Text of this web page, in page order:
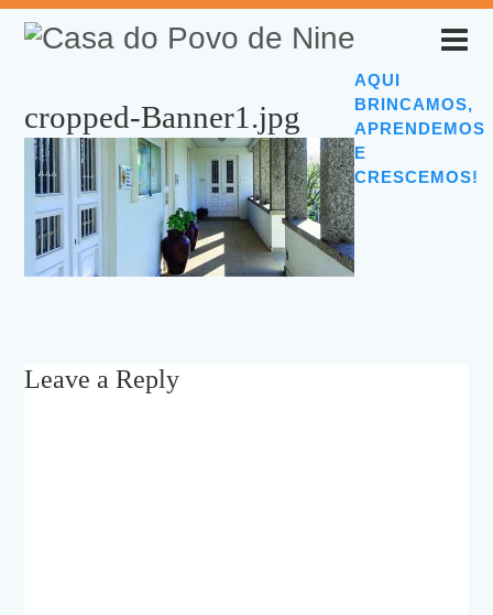
AQUI
BRINCAMOS,
APRENDEMOS
E
CRESCEMOS!
cropped-Banner1.jpg
Leave a Reply